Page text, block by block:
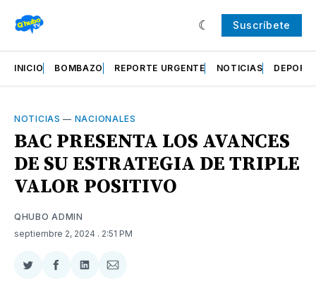
Suscríbete
INICIO BOMBAZO REPORTE URGENTE NOTICIAS
NOTICIAS — NACIONALES
BAC PRESENTA LOS AVANCES
DE SU ESTRATEGIA DE TRIPLE
VALOR POSITIVO
QHUBO ADMIN
septiembre 2, 2024 . 2:51 PM
CompartirCompartir
CompartirCompartir